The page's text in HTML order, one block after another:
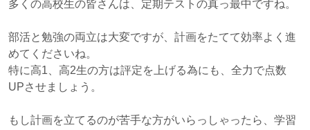
多くの高校生の皆さんは、定期テストの真っ最中ですね。
部活と勉強の両立は大変ですが、計画をたてて効率よく進
めてくださいね。
特に高1、高2生の方は評定を上げる為にも、全力で点数
UPさせましょう。
もし計画を立てるのが苦手な方がいらっしゃったら、学習